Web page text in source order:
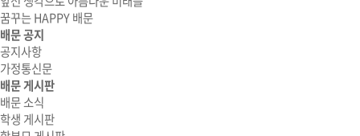
꿈꾸는 HAPPY 배문
배문 공지
공지사항
가정통신문
배문 게시판
배문 소식
학생 게시판